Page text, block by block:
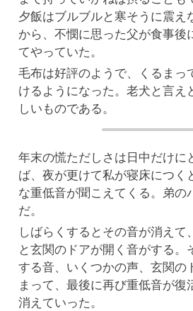
夕飯はブルブルと寒そうに震え
から、不憫に思った父が食事後
てやっていた。
毛布は好評のようで、くるまっ
けるようになった。老犬と言え
しいものである。
年末の慌ただしさは日中だけに
ば、夜が更けて私が寝床につく
な重低音が聞こえてくる。弟の
だ。
しばらくするとその音が消えて
と玄関のドアが開く音がする。
する音、いくつかの声、玄関の
まって、最後に再び重低音が復
消えていった。